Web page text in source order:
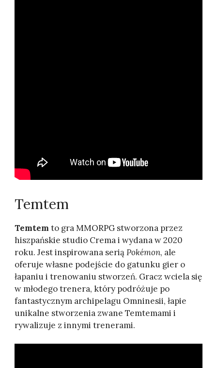
Temtem
Temtem to gra MMORPG stworzona przez
hiszpańskie studio Crema i wydana w 2020
roku. Jest inspirowana seriąPokémon, ale
oferuje własne podejście do gatunku gier o
łapaniu i trenowaniu stworzeń. Gracz wciela się
w młodego trenera, który podróżuje po
fantastycznym archipelagu Omninesii, łapie
unikalne stworzenia zwane Temtemami i
rywalizuje z innymi trenerami.